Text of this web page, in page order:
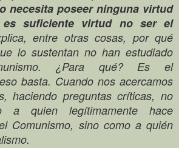
necesita poseer ninguna virtud
suficiente virtud no ser el
entre otras cosas, por qué
lo sustentan no han estudiado
¿Para qué? Es el
basta. Cuando nos acercamos
haciendo preguntas críticas, no
a quien legítimamente hace
Comunismo, sino como a quién